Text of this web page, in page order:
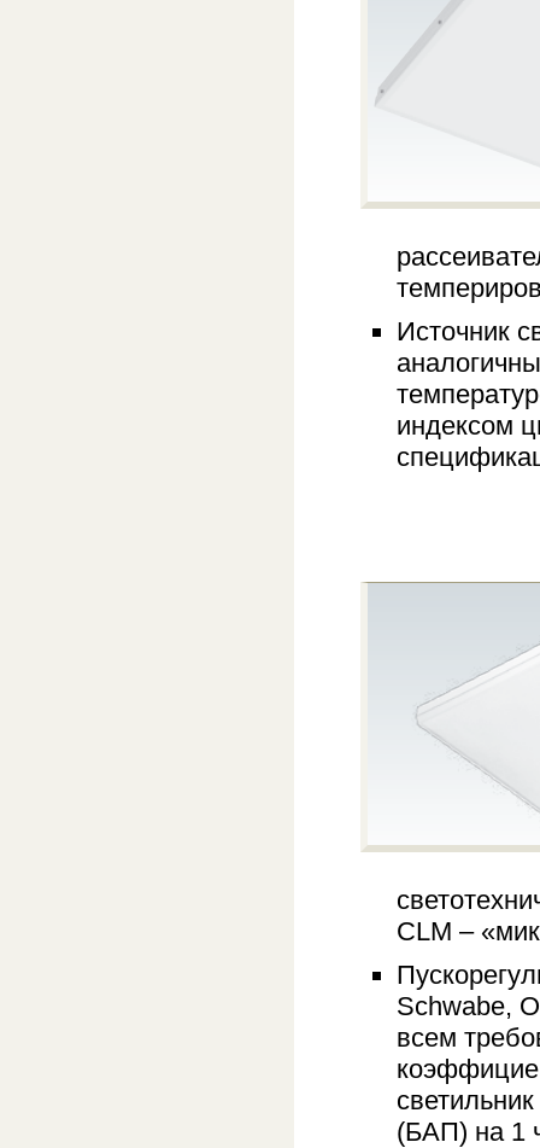
Источник
индексом
CLM –
Schwabe,
всем
(БАП) на 1